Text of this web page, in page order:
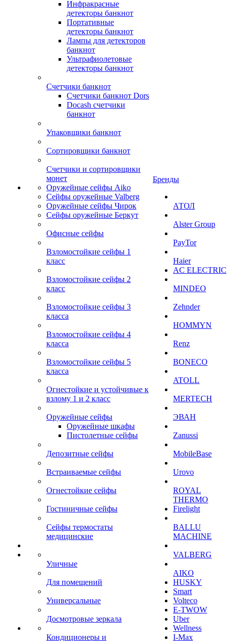
Инфракрасные
детекторы банкнот
Портативные
детекторы банкнот
Лампы для детекторов
банкнот
Ультрафиолетовые
детекторы банкнот
Счетчики банкнот
Счетчики банкнот Dors
Docash счетчики
банкнот
Упаковщики банкнот
Сортировщики банкнот
Счетчики и сортировщики
монет
Оружейные сейфы Aiko
Сейфы оружейные Valberg
Оружейные сейфы Чирок
Сейфы оружейные Беркут
Офисные сейфы
Взломостойкие сейфы 1
класс
Взломостойкие сейфы 2
класс
Взломостойкие сейфы 3
класса
Взломостойкие сейфы 4
класса
Взломостойкие сейфы 5
класса
Огнестойкие и устойчивые к
взлому 1 и 2 класс
Оружейные сейфы
Оружейные шкафы
Пистолетные сейфы
Депозитные сейфы
Встраиваемые сейфы
Огнестойкие сейфы
Гостиничные сейфы
Сейфы термостаты
медицинские
Уличные
Для помещений
Универсальные
Досмотровые зеркала
Кондиционеры и
Бренды
АТОЛ
Alster Group
PayTor
Haier
AC ELECTRIC
MINDEO
Zehnder
HOMMYN
Renz
BONECO
ATOLL
MERTECH
ЭВАН
Zanussi
MobileBase
Urovo
ROYAL
THERMO
Firelight
BALLU
MACHINE
VALBERG
AIKO
HUSKY
Smart
Volteco
E-TWOW
Uber
Wellness
I-Max